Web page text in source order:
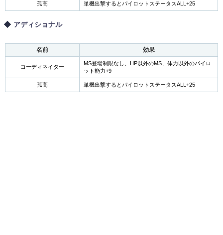
孤高 単機出撃するとパイロットステータスALL+25
アディショナル
名前 効果
コーディネイター
MS登場制限なし、HP以外のMS、体力以外のパイロ
ット能力+9
孤高 単機出撃するとパイロットステータスALL+25